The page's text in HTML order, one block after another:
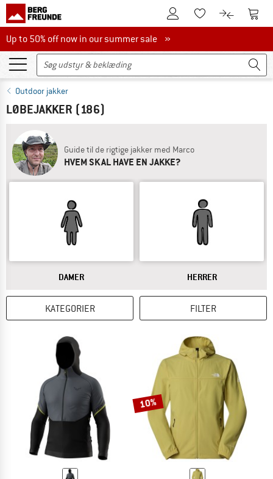
Til kundekontoenTil huskesedlen.
Til Til
Up to 50% off now in our summer sale
Up to 50% off now in our summer sale »
Outdoor jakker
LØBEJAKKER (186)
Guide til de rigtige jakker med Marco
HVEM SKAL HAVE EN JAKKE?
SVARET
DAMER SVARET
HERRER
KATEGORIER FILTER
10%